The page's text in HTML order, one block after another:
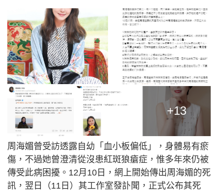
+13
周海媚曾受訪透露自幼「血小板偏低」，身體易有瘀
傷，不過她曾澄清從沒患紅斑狼瘡症，惟多年來仍被
傳受此病困擾。12月10日，網上開始傳出周海媚的死
訊，翌日（11日）其工作室發訃聞，正式公布其死